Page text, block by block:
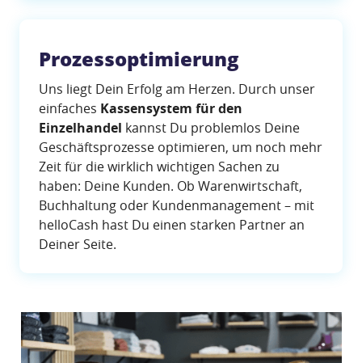
Prozessoptimierung
Uns liegt Dein Erfolg am Herzen. Durch unser
einfaches Kassensystem für den
Einzelhandel kannst Du problemlos Deine
Geschäftsprozesse optimieren, um noch mehr
Zeit für die wirklich wichtigen Sachen zu
haben: Deine Kunden. Ob Warenwirtschaft,
Buchhaltung oder Kundenmanagement – mit
helloCash hast Du einen starken Partner an
Deiner Seite.